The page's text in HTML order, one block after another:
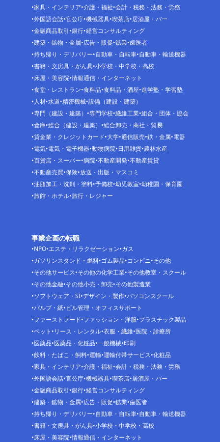
家具・インテリア 介護・福祉 会計・税務・法務・労務
外国語会話 官公庁 機械器具 喫茶店 居酒屋・バー
金融商品取引 銀行 経営コンサルティング
建築・鉱物・金属 広告・販促 鉱業 歯医者
持ち帰り・デリバリー 自動車・自転車 自動車・輸送機器
書籍・文房具・がん具 小学校・中学校・高校
床屋・美容院 情報通信・インターネット
食堂・レストラン 食料品 食料品・酒屋 進学塾・学習塾
人材 水道 精密機械 設備（建設・建築）
専門（建設・建築）
専門学校 繊維工業 組合・団体・協会
倉庫 総合（建設・建築）
総合卸売・商社・貿易
貸金業・クレジットカード 大学 通信販売 鉄・金属 電器
電気 電気・電子機器 動物病院 日用雑貨 農林水産
百貨店・スーパー 病院 不動産開発 不動産賃貸
不動産売買 保険 放送・出版・マスコミ
油脂加工・洗剤・塗料 予備校 幼児教室 幼稚園・保育園
旅館・ホテル 旅行・レジャー
事業企画の転職
NPO エステ・リラクゼーション ガス
ガソリンスタンド・燃料 ゴム製品 コンビニ その他
その他サービス その他の化学工業 その他教室・スクール
その他金融 その他小売・卸売 その他製造業
ソフトウェア・SI デザイン・製作 パソコンスクール
パルプ・紙 ビル管理・オフィスサポート
ファーストフード ファッション・洋服 プラスチック製品
ペット リース・レンタル 衣服・繊維 医院・診療所
医薬品 医薬品・化粧品 一般機械 印刷
飲料・たばこ・飼料 運輸 運輸付帯サービス 化粧品
家具・インテリア 介護・福祉 会計・税務・法務・労務
外国語会話 官公庁 機械器具 喫茶店 居酒屋・バー
金融商品取引 銀行 経営コンサルティング
建築・鉱物・金属 広告・販促 鉱業 歯医者
持ち帰り・デリバリー 自動車・自転車 自動車・輸送機器
書籍・文房具・がん具 小学校・中学校・高校
床屋・美容院 情報通信・インターネット